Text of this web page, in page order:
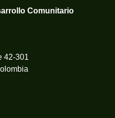
Comunitario
42-301